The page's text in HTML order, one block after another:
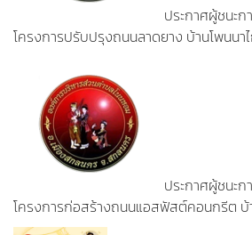
ประกาศผู้ชนะก
โครงการปรับปรุงถนนลาดยาง บ้านโพนนา
ประกาศผู้ชนะก
โครงการก่อสร้างถนนแอสฟัสต์คอนกรีต บ้